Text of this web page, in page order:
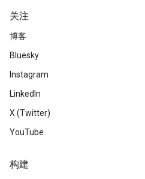
关注
博客
Bluesky
Instagram
LinkedIn
X (Twitter)
YouTube
构建